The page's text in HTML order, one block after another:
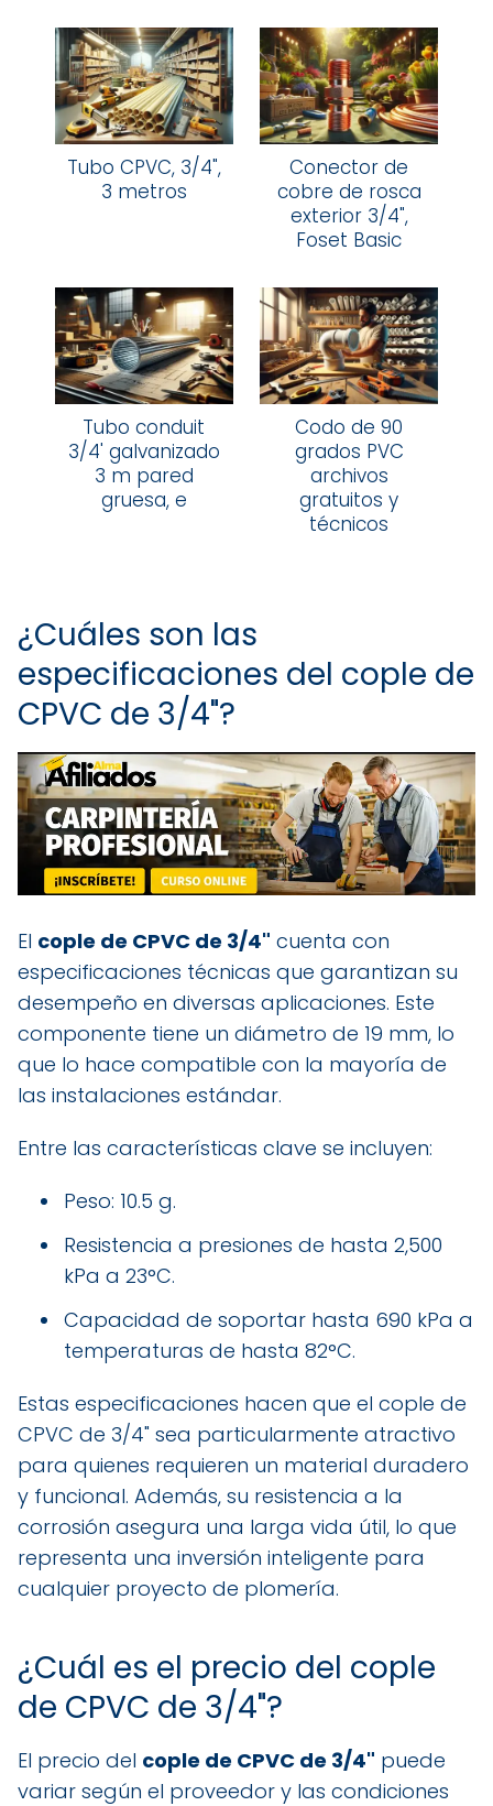
Tubo CPVC, 3/4",
3 metros
Conector de
cobre de rosca
exterior 3/4",
Foset Basic
Tubo conduit
3/4' galvanizado
3 m pared
gruesa, e
Codo de 90
grados PVC
archivos
gratuitos y
técnicos
¿Cuáles son las
especificaciones del cople de
CPVC de 3/4"?
El cople de CPVC de 3/4" cuenta con
especificaciones técnicas que garantizan su
desempeño en diversas aplicaciones. Este
componente tiene un diámetro de 19 mm, lo
que lo hace compatible con la mayoría de
las instalaciones estándar.
Entre las características clave se incluyen:
Peso: 10.5 g.
Resistencia a presiones de hasta 2,500
kPa a 23°C.
Capacidad de soportar hasta 690 kPa a
temperaturas de hasta 82°C.
Estas especificaciones hacen que el cople de
CPVC de 3/4" sea particularmente atractivo
para quienes requieren un material duradero
y funcional. Además, su resistencia a la
corrosión asegura una larga vida útil, lo que
representa una inversión inteligente para
cualquier proyecto de plomería.
¿Cuál es el precio del cople
de CPVC de 3/4"?
El precio del cople de CPVC de 3/4" puede
variar según el proveedor y las condiciones